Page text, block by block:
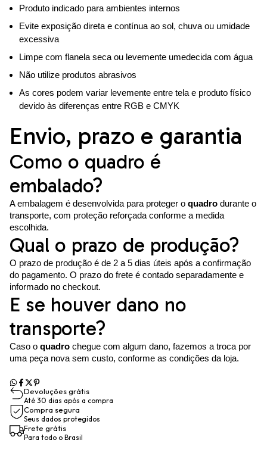
Produto indicado para ambientes internos
Evite exposição direta e contínua ao sol, chuva ou umidade
excessiva
Limpe com flanela seca ou levemente umedecida com água
Não utilize produtos abrasivos
As cores podem variar levemente entre tela e produto físico
devido às diferenças entre RGB e CMYK
Envio, prazo e garantia
Como o quadro é
embalado?
A embalagem é desenvolvida para proteger o quadro durante o
transporte, com proteção reforçada conforme a medida
escolhida.
Qual o prazo de produção?
O prazo de produção é de 2 a 5 dias úteis após a confirmação
do pagamento. O prazo do frete é contado separadamente e
informado no checkout.
E se houver dano no
transporte?
Caso o quadro chegue com algum dano, fazemos a troca por
uma peça nova sem custo, conforme as condições da loja.
Devoluções grátis
Até 30 dias após a compra
Compra segura
Seus dados protegidos
Frete grátis
Para todo o Brasil